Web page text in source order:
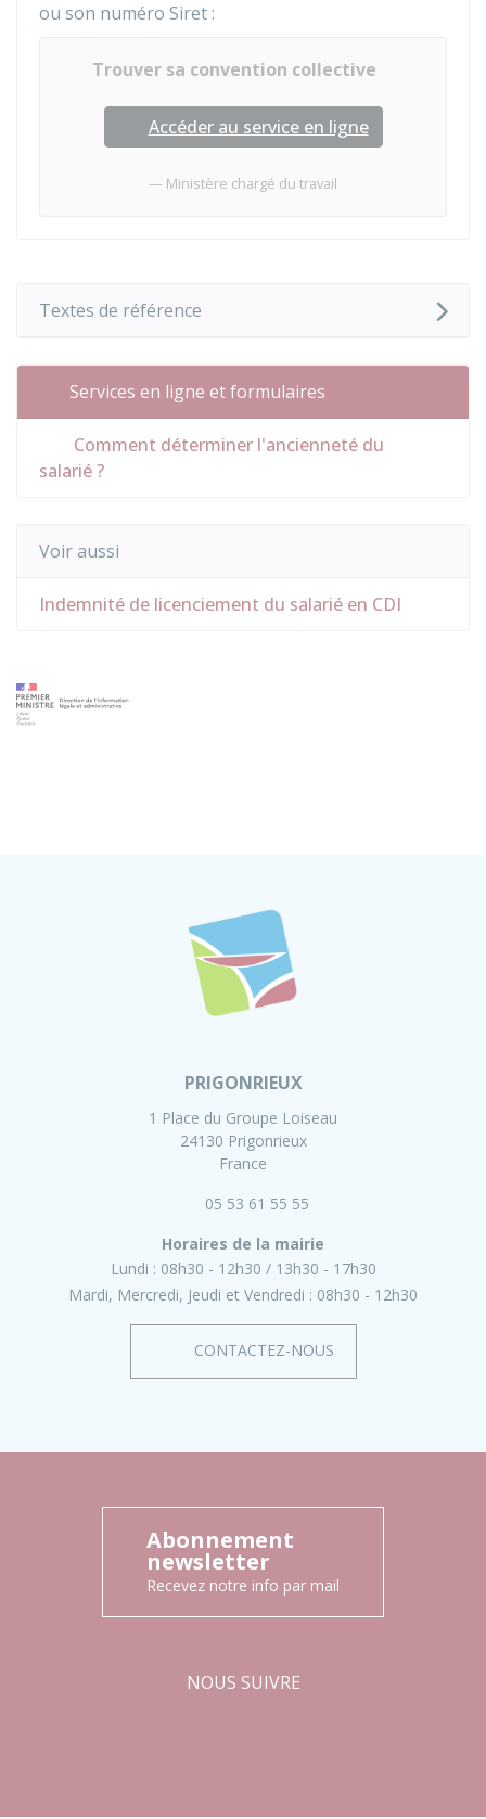
ou son numéro Siret :
Trouver sa convention collective
Accéder au service en ligne
Ministère chargé du travail
Textes de référence
Services en ligne et formulaires
Comment déterminer l'ancienneté du
salarié ?
Voir aussi
Indemnité de licenciement du salarié en CDI
PRIGONRIEUX
1 Place du Groupe Loiseau
24130 Prigonrieux
France
05 53 61 55 55
Horaires de la mairie
Lundi : 08h30 - 12h30
13h30 - 17h30
Mardi, Mercredi, Jeudi et Vendredi : 08h30 - 12h30
CONTACTEZ-NOUS
Abonnement
newsletter
Recevez notre info par mail
NOUS SUIVRE